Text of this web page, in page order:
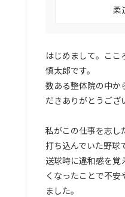
柔
はじめまして。こ
慎太郎です。
数ある整体院の中か
だきありがとうござ
私がこの仕事を志し
打ち込んでいた野球
送球時に違和感を覚
くなったことで不安
ました。